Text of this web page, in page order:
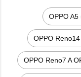
OPPO A5
OPPO
OPPO Reno7 A